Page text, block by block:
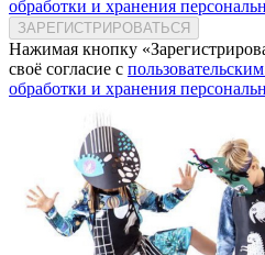
обработки и хранения
ЗАРЕГИСТРИРОВАТЬСЯ
Нажимая кнопку
своё согласие с
обработки и хранения